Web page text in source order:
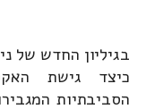
בגיליון החדש של
כיצד גישת
הסביבתיות